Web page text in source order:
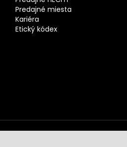
Predajné miesta
Kariéra
Etický kódex